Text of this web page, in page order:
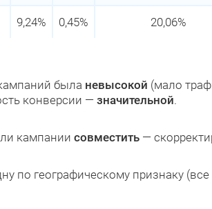
9,24% 0,45% 20,06%
была невысокой (мало
конверсии — значительной.
кампании совместить —
по географическому признаку